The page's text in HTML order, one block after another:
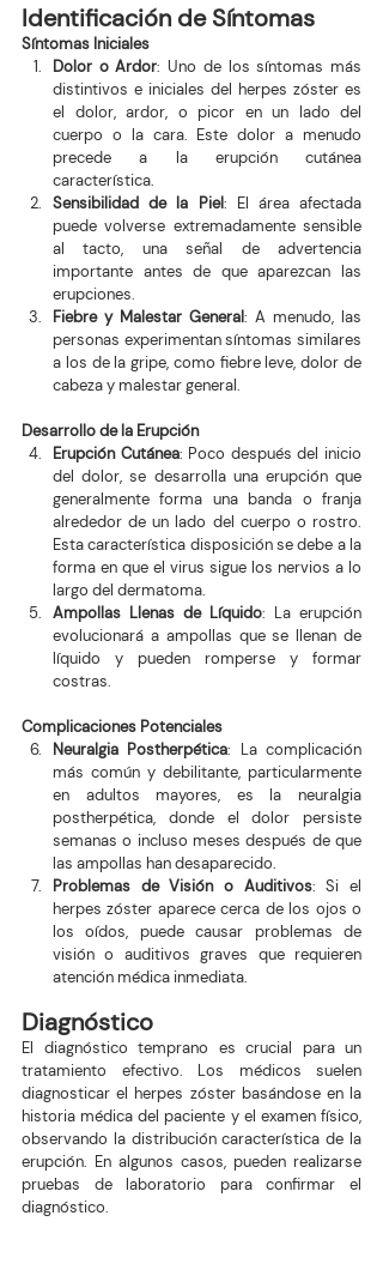
Identificación de Síntomas
Síntomas Iniciales
Dolor o Ardor: Uno de los síntomas más
distintivos e iniciales del herpes zóster es
el dolor, ardor, o picor en un lado del
cuerpo o la cara. Este dolor a menudo
precede a la erupción cutánea
característica.
Sensibilidad de la Piel: El área afectada
puede volverse extremadamente sensible
al tacto, una señal de advertencia
importante antes de que aparezcan las
erupciones.
Fiebre y Malestar General: A menudo, las
personas experimentan síntomas similares
a los de la gripe, como fiebre leve, dolor de
cabeza y malestar general.
Desarrollo de la Erupción
Erupción Cutánea: Poco después del inicio
del dolor, se desarrolla una erupción que
generalmente forma una banda o franja
alrededor de un lado del cuerpo o rostro.
Esta característica disposición se debe a la
forma en que el virus sigue los nervios a lo
largo del dermatoma.
Ampollas Llenas de Líquido: La erupción
evolucionará a ampollas que se llenan de
líquido y pueden romperse y formar
costras.
Complicaciones Potenciales
Neuralgia Postherpética: La complicación
más común y debilitante, particularmente
en adultos mayores, es la neuralgia
postherpética, donde el dolor persiste
semanas o incluso meses después de que
las ampollas han desaparecido.
Problemas de Visión o Auditivos: Si el
herpes zóster aparece cerca de los ojos o
los oídos, puede causar problemas de
visión o auditivos graves que requieren
atención médica inmediata.
Diagnóstico
El diagnóstico temprano es crucial para un
tratamiento efectivo. Los médicos suelen
diagnosticar el herpes zóster basándose en la
historia médica del paciente y el examen físico,
observando la distribución característica de la
erupción. En algunos casos, pueden realizarse
pruebas de laboratorio para confirmar el
diagnóstico.